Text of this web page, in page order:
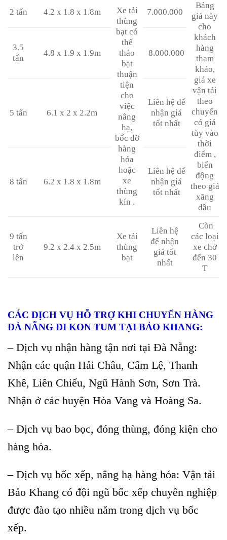
2 tấn 4.2 x 1.8 x 1.8m
Xe tải
thùng
bạt có
thể
tháo
bạt
thuận
tiện
cho
việc
nâng
hạ,
bốc dỡ
hàng
hóa
hoặc
xe
thùng
kín .
7.000.000
Bảng
giá này
cho
khách
hàng
tham
khảo,
giá xe
vận tải
theo
chuyến
có giá
tùy vào
thời
điểm ,
biến
động
theo giá
xăng
dầu
3.5
tấn
4.8 x 1.9 x 1.9m 8.000.000
5 tấn 6.1 x 2 x 2.2m
Liên hệ để
nhận giá
tốt nhất
8 tấn 6.2 x 1.8 x 1.8m
Liên hệ để
nhận giá
tốt nhất
9 tấn
trở
lên
9.2 x 2.4 x 2.5m
Xe tải
thùng
bạt
Liên hệ
để nhận
giá tốt
nhất
Còn
các loại
xe chở
đến 30
T
CÁC DỊCH VỤ HỖ TRỢ KHI CHUYỂN HÀNG
ĐÀ NẴNG ĐI KON TUM TẠI BẢO KHANG:
– Dịch vụ nhận hàng tận nơi tại Đà Nẵng:
Nhận các quận Hải Châu, Cẩm Lệ, Thanh
Khê, Liên Chiểu, Ngũ Hành Sơn, Sơn Trà.
Nhận ở các huyện Hòa Vang và Hoàng Sa.
– Dịch vụ bao bọc, đóng thùng, đóng kiện cho
hàng hóa.
– Dịch vụ bốc xếp, nâng hạ hàng hóa: Vận tải
Bảo Khang có đội ngũ bốc xếp chuyên nghiệp
được đào tạo nhiều năm trong dịch vụ bốc
xếp.